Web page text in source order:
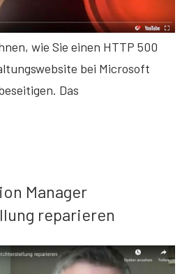
wie Sie einen HTTP 500
bei Microsoft
Das
Manager
reparieren